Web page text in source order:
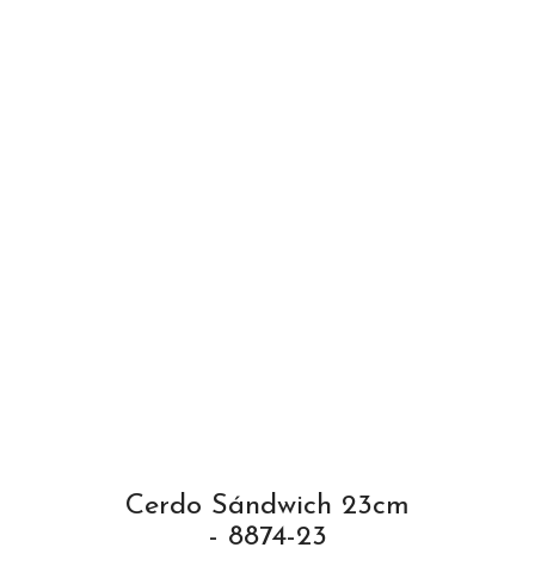
Cerdo Sándwich 23cm
- 8874-23